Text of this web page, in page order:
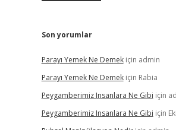
Son yorumlar
Parayı Yemek Ne Demekiçin admin
Parayı Yemek Ne Demekiçin Rabia
Peygamberimiz Insanlara Ne Gibi için
Peygamberimiz Insanlara Ne Gibi için